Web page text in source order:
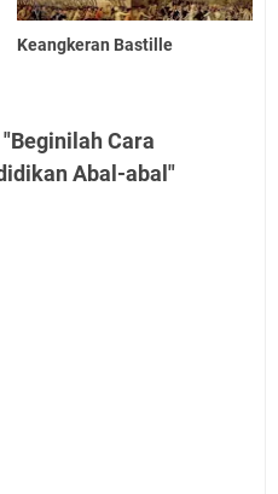
Keangkeran Bastille
Cara
Abal-abal"